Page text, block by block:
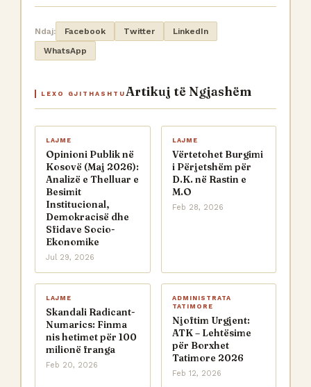
Ndaj: Facebook Twitter
LinkedIn
WhatsApp
LEXO GJITHASHTU Artikuj të Ngjashëm
LAJME
Opinioni Publik në
Kosovë (Maj 2026):
Analizë e Thelluar e
Besimit
Institucional,
Demokracisë dhe
Sfidave Socio-
Ekonomike
Jul 29, 2026
LAJME
Vërtetohet Burgimi
i Përjetshëm për
D.K. në Rastin e
M.O
Feb 28, 2026
LAJME
Skandali Radicant-
Numarics: Finma
nis hetimet për 100
milionë franga
Feb 20, 2026
ADMINISTRATA
TATIMORE
Njoftim Urgjent:
ATK – Lehtësime
për Borxhet
Tatimore 2026
Feb 12, 2026